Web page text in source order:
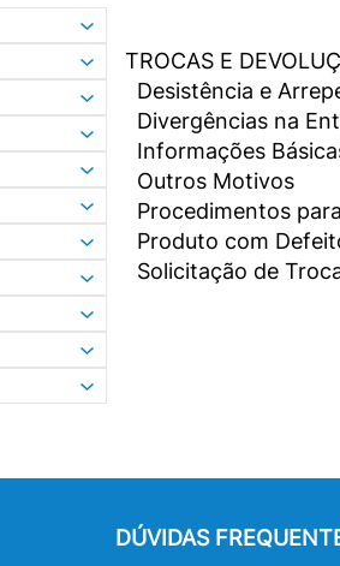
TROCAS E
Desistência e
Divergências na
Informações
Outros Motivos
Procedimentos
Produto com
Solicitação de
DÚVIDAS